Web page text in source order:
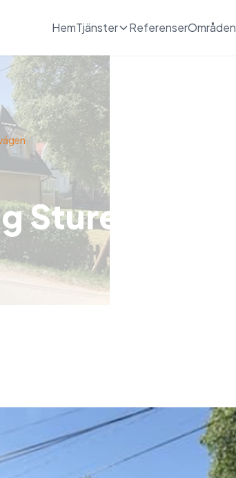
HemTjänster ReferenserOmråden
Sturevägen